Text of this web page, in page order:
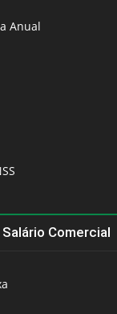
Anual
Salário Comercial